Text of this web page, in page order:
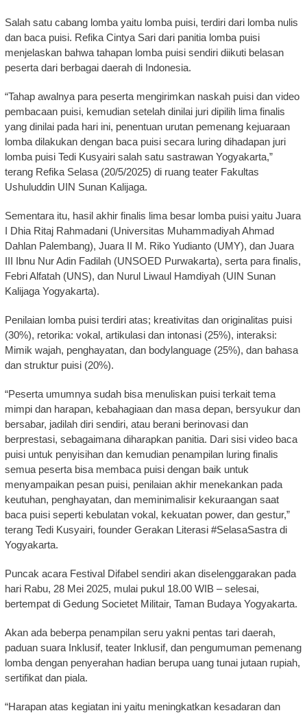
Salah satu cabang lomba yaitu lomba puisi, terdiri dari lomba nulis
dan baca puisi. Refika Cintya Sari dari panitia lomba puisi
menjelaskan bahwa tahapan lomba puisi sendiri diikuti belasan
peserta dari berbagai daerah di Indonesia.
“Tahap awalnya para peserta mengirimkan naskah puisi dan video
pembacaan puisi, kemudian setelah dinilai juri dipilih lima finalis
yang dinilai pada hari ini, penentuan urutan pemenang kejuaraan
lomba dilakukan dengan baca puisi secara luring dihadapan juri
lomba puisi Tedi Kusyairi salah satu sastrawan Yogyakarta,”
terang Refika Selasa (20/5/2025) di ruang teater Fakultas
Ushuluddin UIN Sunan Kalijaga.
Sementara itu, hasil akhir finalis lima besar lomba puisi yaitu Juara
I Dhia Ritaj Rahmadani (Universitas Muhammadiyah Ahmad
Dahlan Palembang), Juara II M. Riko Yudianto (UMY), dan Juara
III Ibnu Nur Adin Fadilah (UNSOED Purwakarta), serta para finalis,
Febri Alfatah (UNS), dan Nurul Liwaul Hamdiyah (UIN Sunan
Kalijaga Yogyakarta).
Penilaian lomba puisi terdiri atas; kreativitas dan originalitas puisi
(30%), retorika: vokal, artikulasi dan intonasi (25%), interaksi:
Mimik wajah, penghayatan, dan bodylanguage (25%), dan bahasa
dan struktur puisi (20%).
“Peserta umumnya sudah bisa menuliskan puisi terkait tema
mimpi dan harapan, kebahagiaan dan masa depan, bersyukur dan
bersabar, jadilah diri sendiri, atau berani berinovasi dan
berprestasi, sebagaimana diharapkan panitia. Dari sisi video baca
puisi untuk penyisihan dan kemudian penampilan luring finalis
semua peserta bisa membaca puisi dengan baik untuk
menyampaikan pesan puisi, penilaian akhir menekankan pada
keutuhan, penghayatan, dan meminimalisir kekuraangan saat
baca puisi seperti kebulatan vokal, kekuatan power, dan gestur,”
terang Tedi Kusyairi, founder Gerakan Literasi #SelasaSastra di
Yogyakarta.
Puncak acara Festival Difabel sendiri akan diselenggarakan pada
hari Rabu, 28 Mei 2025, mulai pukul 18.00 WIB – selesai,
bertempat di Gedung Societet Militair, Taman Budaya Yogyakarta.
Akan ada beberpa penampilan seru yakni pentas tari daerah,
paduan suara Inklusif, teater Inklusif, dan pengumuman pemenang
lomba dengan penyerahan hadian berupa uang tunai jutaan rupiah,
sertifikat dan piala.
“Harapan atas kegiatan ini yaitu meningkatkan kesadaran dan